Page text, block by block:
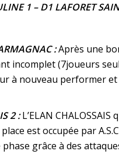
1 – D1 LAFORET
:Après une
incomplet (7joueurs
à nouveau performer et
2 : L’ELAN
est occupée par
phase grâce à des